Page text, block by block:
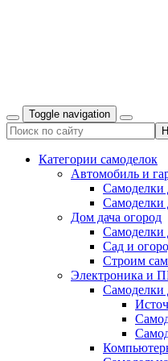
Toggle navigation
Категории самоделок
Автомобиль и
Самоделки
Самоделки
Дом дача огород
Самоделки
Сад и
Строим
Электроника и
Самоделки